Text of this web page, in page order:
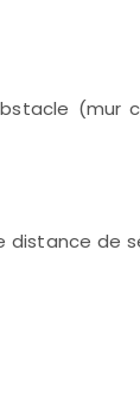
(mur
distance de